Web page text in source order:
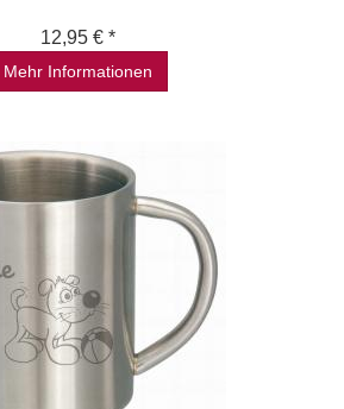
12,95 € *
Mehr Informationen